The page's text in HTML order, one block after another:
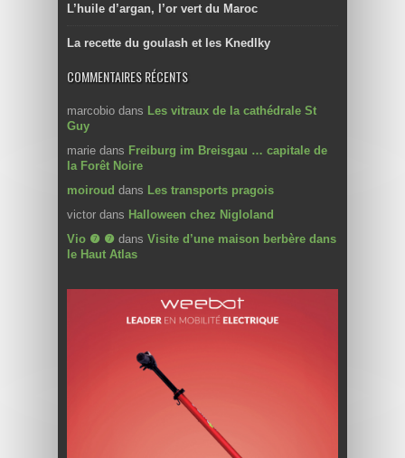
L’huile d’argan, l’or vert du Maroc
La recette du goulash et les Knedlky
COMMENTAIRES RÉCENTS
marcobio dans Les vitraux de la cathédrale St
Guy
marie dans Freiburg im Breisgau … capitale de
la Forêt Noire
moiroud dans Les transports pragois
victor dans Halloween chez Nigloland
Vio ❼ ❼ dans Visite d’une maison berbère dans
le Haut Atlas